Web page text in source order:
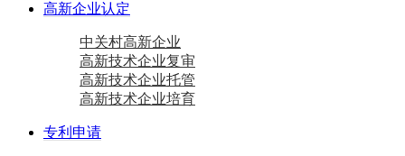
高新企业认定
中关村高新企业
高新技术企业复审
高新技术企业托管
高新技术企业培育
专利申请